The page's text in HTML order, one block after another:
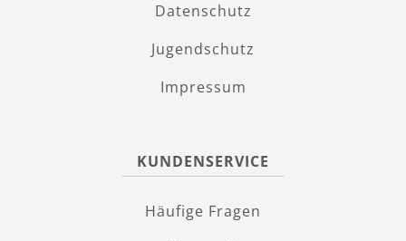
Datenschutz
Jugendschutz
Impressum
KUNDENSERVICE
Häufige Fragen